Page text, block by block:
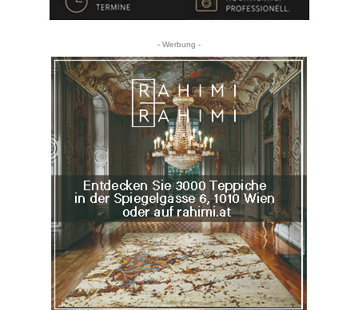
- Werbung -